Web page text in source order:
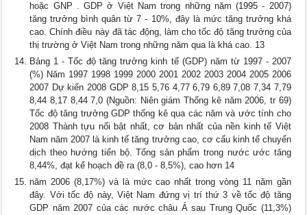
hoặc GNP . GDP ở Việt Nam trong những năm (1995 - 2007)
tăng trưởng bình quân từ 7 - 10%, đây là mức tăng trưởng khá
cao. Chính điều này đã tác động, làm cho tốc độ tăng trưởng của
thị trường ở Việt Nam trong những năm qua là khá cao. 13
Bảng 1 - Tốc độ tăng trưởng kinh tế (GDP) năm từ 1997 - 2007
(%) Năm 1997 1998 1999 2000 2001 2002 2003 2004 2005 2006
2007 Dự kiến 2008 GDP 8,15 5,76 4,77 6,79 6,89 7,08 7,34 7,79
8,44 8,17 8,44 7,0 (Nguồn: Niên giám Thống kê năm 2006, tr 69)
Tốc độ tăng trưởng GDP thống kê qua các năm và ước tính cho
2008 Thành tựu nổi bật nhất, cơ bản nhất của nền kinh tế Việt
Nam năm 2007 là kinh tế tăng trưởng cao, cơ cấu kinh tế chuyển
dịch theo hướng tiến bộ. Tổng sản phẩm trong nước ước tăng
8,44%, đạt kế hoạch đề ra (8,0 - 8,5%), cao hơn 14
năm 2006 (8,17%) và là mức cao nhất trong vòng 11 năm gần
đây. Với tốc độ này, Việt Nam đứng vị trí thứ 3 về tốc độ tăng
GDP năm 2007 của các nước châu Á sau Trung Quốc (11,3%)